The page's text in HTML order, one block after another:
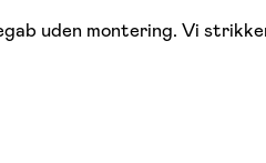
uden montering. Vi